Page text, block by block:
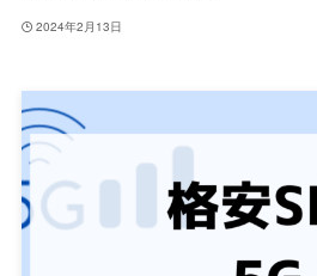
2024年2月13日